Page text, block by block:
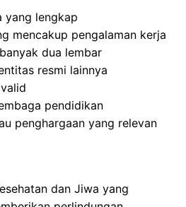
yang lengkap
mencakup pengalaman kerja
dua lembar
resmi lainnya
pendidikan
penghargaan yang relevan
dan Jiwa yang